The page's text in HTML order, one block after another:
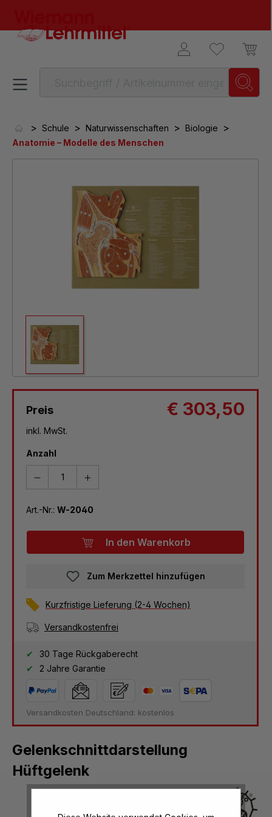
> Schule > Naturwissenschaften > Biologie >
Anatomie – Modelle des Menschen
Preis € 303,50
inkl. MwSt.
Anzahl
Art.-Nr.: W-2040
In den Warenkorb
Zum Merkzettel hinzufügen
Kurzfristige Lieferung (2-4 Wochen)
Versandkostenfrei
30 Tage Rückgaberecht
2 Jahre Garantie
Versandkosten Deutschland: kostenlos
Gelenkschnittdarstellung
Hüftgelenk